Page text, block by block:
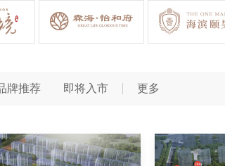
牌推荐 即将入市 更多